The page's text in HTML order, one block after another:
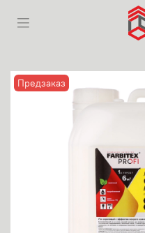
Предзаказ